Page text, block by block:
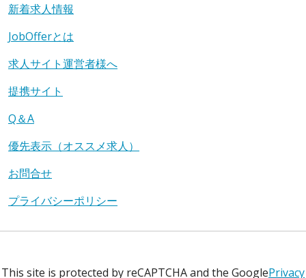
新着求人情報
JobOfferとは
求人サイト運営者様へ
提携サイト
Q＆A
優先表示（オススメ求人）
お問合せ
プライバシーポリシー
This site is protected by reCAPTCHA and the GooglePrivacy